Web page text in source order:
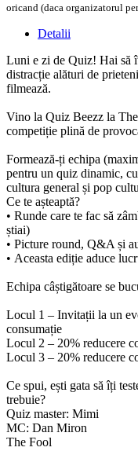
oricand (daca organizatorul
Detalii
Luni e zi de Quiz! Hai să
distracție alături de
filmează.
Vino la Quiz Beezz la
competiție plină de
Formează-ți echipa
pentru un quiz dinamic,
cultura general și pop
Ce te așteaptă?
• Runde care te fac să
știai)
• Picture round, Q&A și
• Aceasta ediție aduce
Echipa câștigătoare se
Locul 1 – Invitații la un
consumație
Locul 2 – 20% reducere
Locul 3 – 20% reducere
Ce spui, ești gata să îți
trebuie?
Quiz master: Mimi
MC: Dan Miron
The Fool